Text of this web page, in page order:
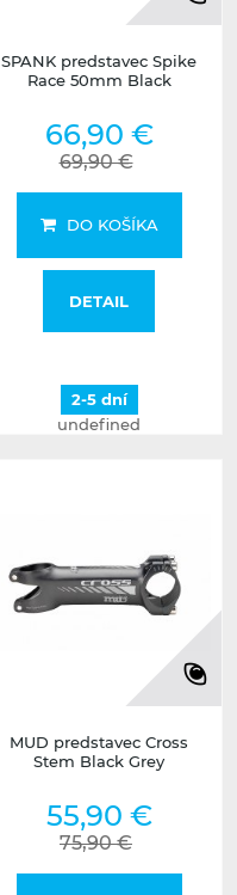
SPANK predstavec Spike
Race 50mm Black
66,90 €
69,90 €
DO KOŠÍKA
DETAIL
2-5 dní
undefined
MUD predstavec Cross
Stem Black Grey
55,90 €
75,90 €